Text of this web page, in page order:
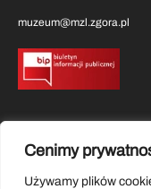
Cenimy
Używamy plików
muzeum@mzl.zgora.pl
Pobierz aplikację